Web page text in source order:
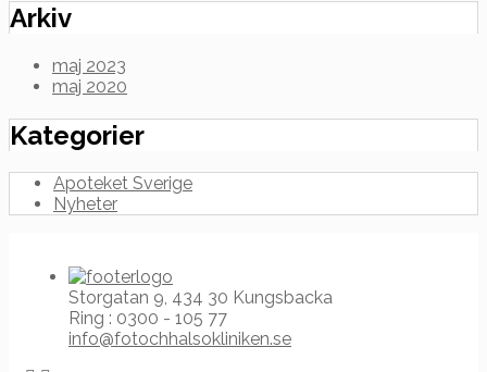
Arkiv
maj 2023
maj 2020
Kategorier
Apoteket Sverige
Nyheter
Storgatan 9, 434 30 Kungsbacka
Ring : 0300 - 105 77
info@fotochhalsokliniken.se